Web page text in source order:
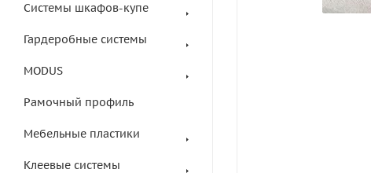
Системы шкафов-купе
Гардеробные системы
MODUS
Рамочный профиль
Мебельные пластики
Клеевые системы